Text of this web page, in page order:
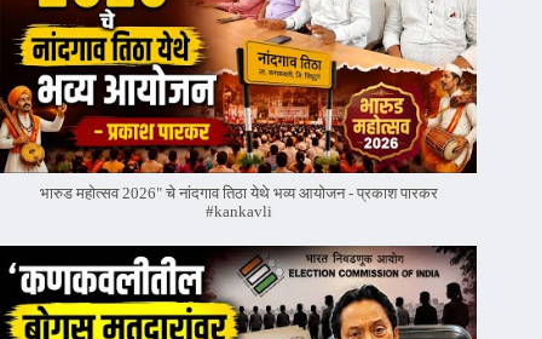
भारुड महोत्सव 2026" चे नांदगाव तिठा येथे भव्य आयोजन - प्रकाश पारकर
#kankavli